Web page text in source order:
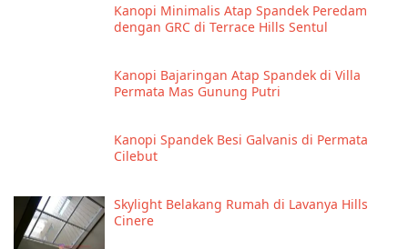
Kanopi Minimalis Atap Spandek Peredam
dengan GRC di Terrace Hills Sentul
Kanopi Bajaringan Atap Spandek di Villa
Permata Mas Gunung Putri
Kanopi Spandek Besi Galvanis di Permata
Cilebut
Skylight Belakang Rumah di Lavanya Hills
Cinere